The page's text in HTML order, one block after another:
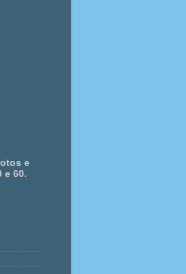
e
e 60.